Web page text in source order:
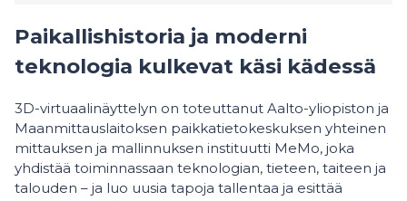
Paikallishistoria ja moderni
teknologia kulkevat käsi kädessä
3D-virtuaalinäyttelyn on toteuttanut Aalto-yliopiston ja
Maanmittauslaitoksen paikkatietokeskuksen yhteinen
mittauksen ja mallinnuksen instituutti MeMo, joka
yhdistää toiminnassaan teknologian, tieteen, taiteen ja
talouden – ja luo uusia tapoja tallentaa ja esittää